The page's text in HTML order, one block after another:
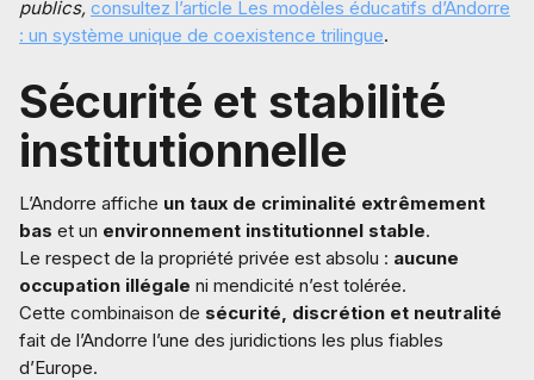
publics, consultez l’article Les modèles éducatifs d’Andorre
: un système unique de coexistence trilingue.
Sécurité et stabilité
institutionnelle
L’Andorre affiche un taux de criminalité extrêmement
bas et un environnement institutionnel stable.
Le respect de la propriété privée est absolu : aucune
occupation illégale ni mendicité n’est tolérée.
Cette combinaison de sécurité, discrétion et neutralité
fait de l’Andorre l’une des juridictions les plus fiables
d’Europe.